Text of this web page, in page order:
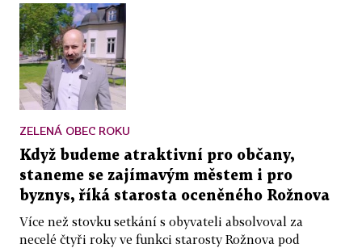
ZELENÁ OBEC ROKU
Když budeme atraktivní pro občany,
staneme se zajímavým městem i pro
byznys, říká starosta oceněného Rožnova
Více než stovku setkání s obyvateli absolvoval za
necelé čtyři roky ve funkci starosty Rožnova pod